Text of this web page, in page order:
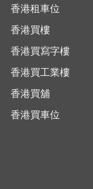
香港租車位
香港買樓
香港買寫字樓
香港買工業樓
香港買舖
香港買車位